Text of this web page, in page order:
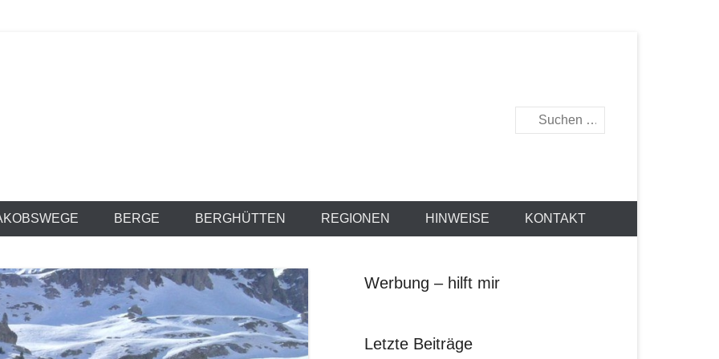
Suche
BERGE BERGHÜTTEN REGIONEN HINWEISE KONTAKT
Werbung – hilft mir
Letzte Beiträge